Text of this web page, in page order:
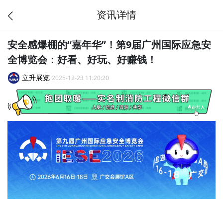
资讯详情
安全感爆棚的“嘉年华”！第9届广州国际应急安
全博览会：好看、好玩、好赚钱！
立升展览 2025-12-23 11:20:20